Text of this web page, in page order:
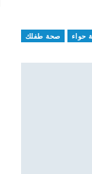
حواء صحة طفلك